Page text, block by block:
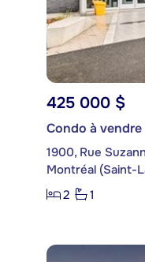
425 000 $
Condo à vendre
1900, Rue
Montréal (Saint-
2
1